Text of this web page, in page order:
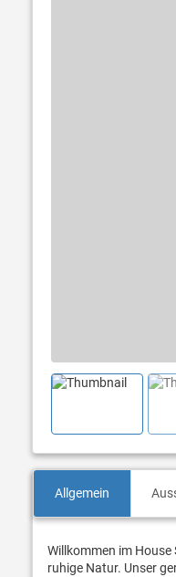
Allgemein
Willkommen im House
ruhige Natur. Unser